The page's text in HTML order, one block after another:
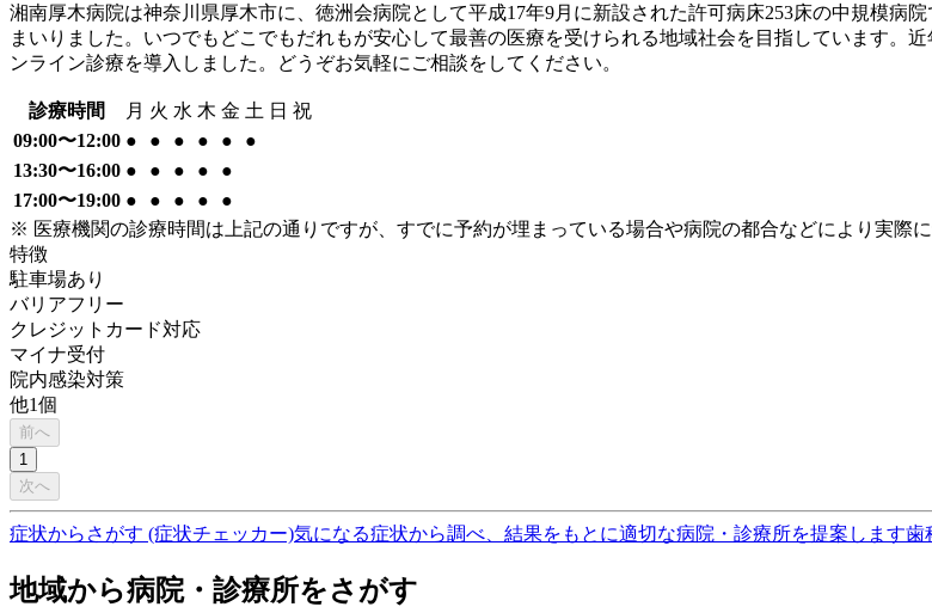
湘南厚木病院は神奈川県厚木市に、徳洲会病院として平成17年9月に新設された許可病床253床の中規模病
まいりました。いつでもどこでもだれもが安心して最善の医療を受けられる地域社会を目指しています。
ンライン診療を導入しました。どうぞお気軽にご相談をしてください。
診療時間 月 火 水 木 金 土 日 祝
09:00〜12:00 ● ● ● ● ●
●
13:30〜16:00 ● ● ● ●
●
17:00〜19:00 ● ● ● ●
●
※ 医療機関の診療時間は上記の通りですが、すでに予約が埋まっている場合や病院の都合などにより実際
特徴
駐車場あり
バリアフリー
クレジットカード対応
マイナ受付
院内感染対策
他1個
前へ
1
次へ
症状からさがす (症状チェッカー)気になる症状から調べ、結果をもとに適切な病院・診療所を提案します歯
地域から病院・診療所をさがす